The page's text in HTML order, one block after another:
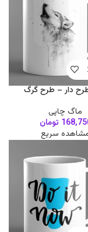
دار – طرح گرگ
ماگ چاپی
تومان
سریع